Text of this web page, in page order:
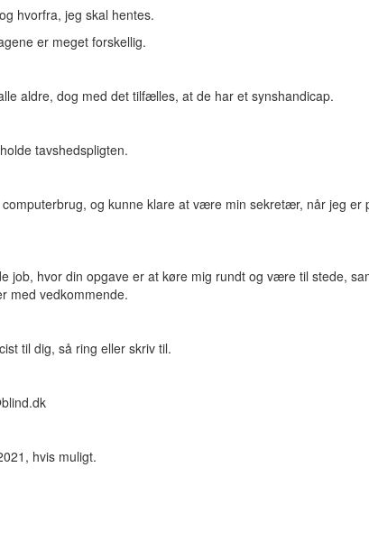
hvorfra, jeg skal hentes.
er meget forskellig.
aldre, dog med det tilfælles, at de har et synshandicap.
tavshedspligten.
og kunne klare at være min sekretær, når jeg er
job, hvor din opgave er at køre mig rundt og være til stede,
med vedkommende.
til dig, så ring eller skriv til.
hvis muligt.